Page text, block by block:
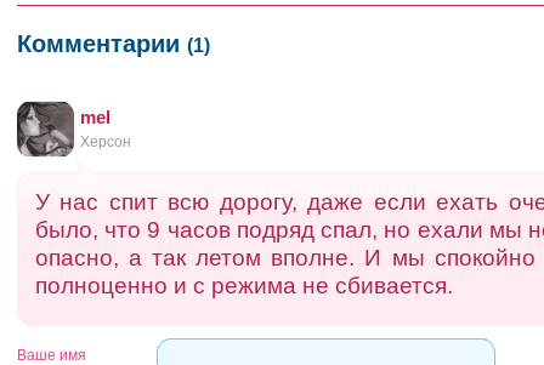
Комментарии (1)
mel
Херсон
У нас спит всю дорогу, даже если ехать
было, что 9 часов подряд спал, но ехали мы
опасно, а так летом вполне. И мы
полноценно и с режима не сбивается.
Ваше имя